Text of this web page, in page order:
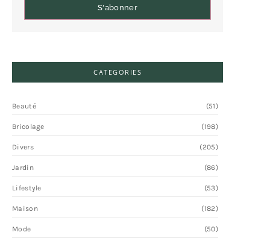
S'abonner
CATEGORIES
Beauté (51)
Bricolage (198)
Divers (205)
Jardin (86)
Lifestyle (53)
Maison (182)
Mode (50)